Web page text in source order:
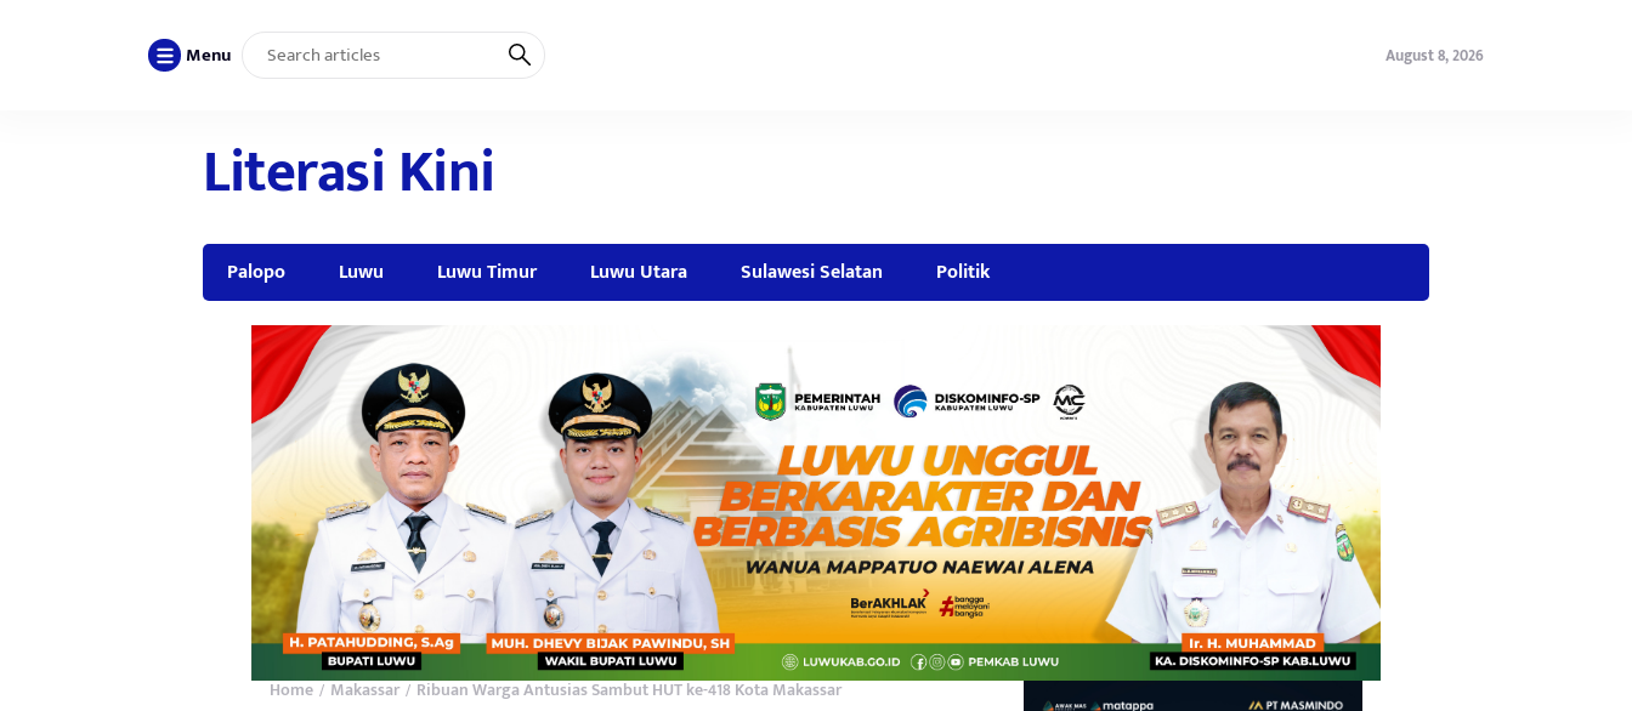
Menu August 8, 2026
Literasi Kini
Palopo Luwu Luwu Timur Luwu Utara Sulawesi Selatan Politik
Home / Makassar / Ribuan Warga Antusias Sambut HUT ke-418 Kota Makassar